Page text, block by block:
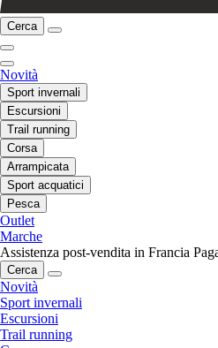
Cerca
Novità
Sport invernali
Escursioni
Trail running
Corsa
Arrampicata
Sport acquatici
Pesca
Outlet
Marche
Assistenza post-vendita in Francia
Cerca
Novità
Sport invernali
Escursioni
Trail running